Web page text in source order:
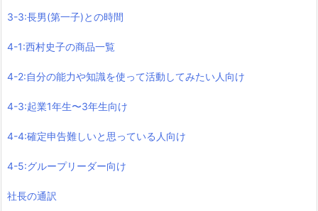
3-3:長男(第一子)との時間
4-1:西村史子の商品一覧
4-2:自分の能力や知識を使って活動してみたい人向け
4-3:起業1年生〜3年生向け
4-4:確定申告難しいと思っている人向け
4-5:グループリーダー向け
社長の通訳